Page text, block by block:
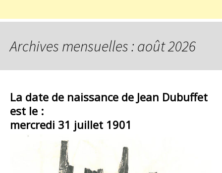
Archives mensuelles : août 2026
La date de naissance de Jean Dubuffet
est le :
mercredi 31 juillet 1901